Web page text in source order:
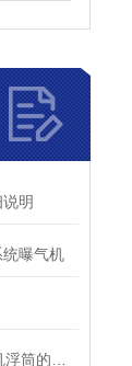
明
曝气机